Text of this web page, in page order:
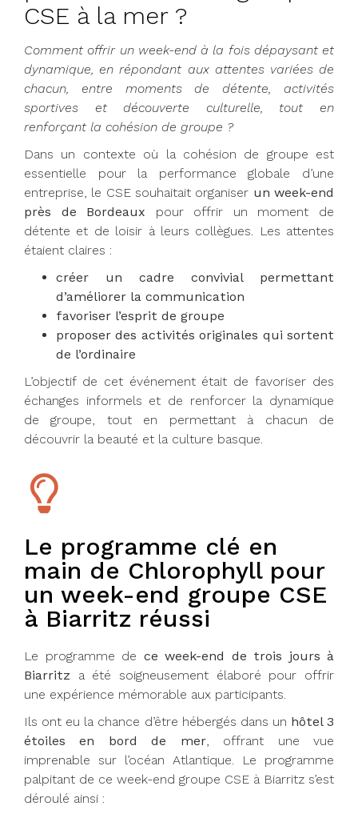
CSE à la mer ?
Comment offrir un week-end à la fois dépaysant et
dynamique, en répondant aux attentes variées de
chacun, entre moments de détente, activités
sportives et découverte culturelle, tout en
renforçant la cohésion de groupe ?
Dans un contexte où la cohésion de groupe est
essentielle pour la performance globale d’une
entreprise, le CSE souhaitait organiser un week-end
près de Bordeaux pour offrir un moment de
détente et de loisir à leurs collègues. Les attentes
étaient claires :
créer un cadre convivial permettant
d’améliorer la communication
favoriser l’esprit de groupe
proposer des activités originales qui sortent
de l’ordinaire
L’objectif de cet événement était de favoriser des
échanges informels et de renforcer la dynamique
de groupe, tout en permettant à chacun de
découvrir la beauté et la culture basque.
Le programme clé en
main de Chlorophyll pour
un week-end groupe CSE
à Biarritz réussi
Le programme de ce week-end de trois jours à
Biarritz a été soigneusement élaboré pour offrir
une expérience mémorable aux participants.
Ils ont eu la chance d’être hébergés dans un hôtel 3
étoiles en bord de mer, offrant une vue
imprenable sur l’océan Atlantique. Le programme
palpitant de ce week-end groupe CSE à Biarritz s’est
déroulé ainsi :